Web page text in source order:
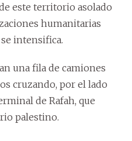
este territorio asolado
humanitarias
intensifica.
una fila de camiones
cruzando, por el lado
de Rafah, que
palestino.